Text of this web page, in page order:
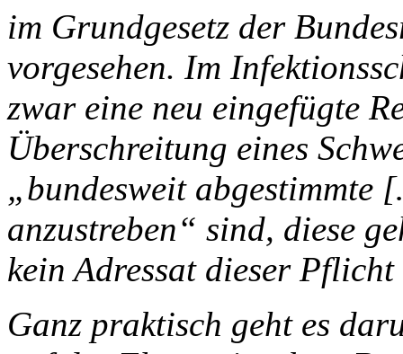
im Grundgesetz der
vorgesehen. Im
zwar eine neu eingefügte
Überschreitung eines
„bundesweit abgestimmte
anzustreben“ sind, diese
kein Adressat dieser
Ganz praktisch geht es